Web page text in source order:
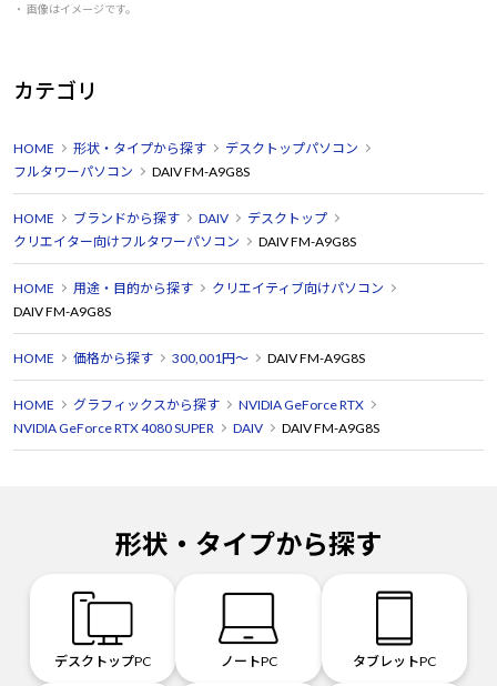
・ 画像はイメージです。
カテゴリ
HOME 形状・タイプから探す
デスクトップパソコン
フルタワーパソコン
DAIV FM-A9G8S
HOME ブランドから探す DAIV
デスクトップ
クリエイター向けフルタワーパソコン
DAIV FM-A9G8S
HOME 用途・目的から探す
クリエイティブ向けパソコン
DAIV FM-A9G8S
HOME 価格から探す 300,001円～ DAIV FM-A9G8S
HOME グラフィックスから探す
NVIDIA GeForce RTX
NVIDIA GeForce RTX 4080 SUPER
DAIV DAIV FM-A9G8S
形状・タイプから探す
デスクトップPC ノートPC タブレットPC